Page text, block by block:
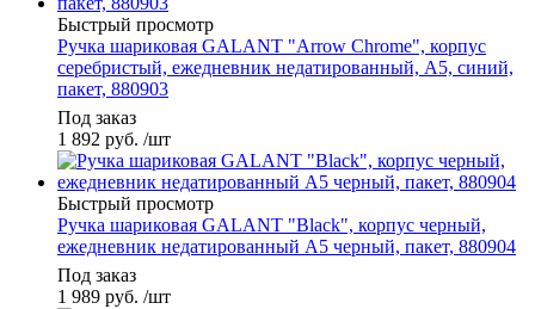
Быстрый просмотр
Ручка шариковая GALANT "Arrow Chrome", корпус
серебристый, ежедневник недатированный, А5, синий,
пакет, 880903
Под заказ
1 892 руб. /шт
Быстрый просмотр
Ручка шариковая GALANT "Black", корпус черный,
ежедневник недатированный А5 черный, пакет, 880904
Под заказ
1 989 руб. /шт